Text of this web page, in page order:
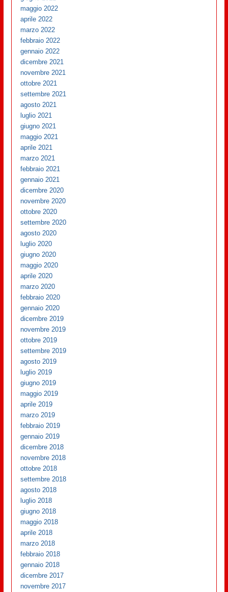
maggio 2022
aprile 2022
marzo 2022
febbraio 2022
gennaio 2022
dicembre 2021
novembre 2021
ottobre 2021
settembre 2021
agosto 2021
luglio 2021
giugno 2021
maggio 2021
aprile 2021
marzo 2021
febbraio 2021
gennaio 2021
dicembre 2020
novembre 2020
ottobre 2020
settembre 2020
agosto 2020
luglio 2020
giugno 2020
maggio 2020
aprile 2020
marzo 2020
febbraio 2020
gennaio 2020
dicembre 2019
novembre 2019
ottobre 2019
settembre 2019
agosto 2019
luglio 2019
giugno 2019
maggio 2019
aprile 2019
marzo 2019
febbraio 2019
gennaio 2019
dicembre 2018
novembre 2018
ottobre 2018
settembre 2018
agosto 2018
luglio 2018
giugno 2018
maggio 2018
aprile 2018
marzo 2018
febbraio 2018
gennaio 2018
dicembre 2017
novembre 2017